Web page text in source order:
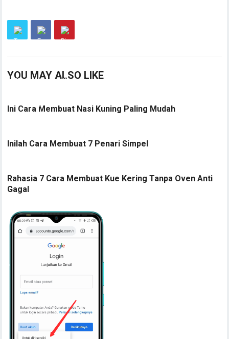
YOU MAY ALSO LIKE
Ini Cara Membuat Nasi Kuning Paling Mudah
Inilah Cara Membuat 7 Penari Simpel
Rahasia 7 Cara Membuat Kue Kering Tanpa Oven Anti
Gagal